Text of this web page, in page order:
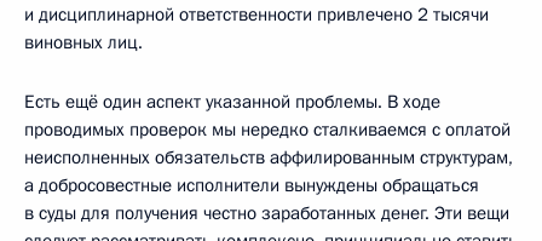
и дисциплинарной ответственности привлечено 2 тысячи
виновных лиц.
Есть ещё один аспект указанной проблемы. В ходе
проводимых проверок мы нередко сталкиваемся с оплатой
неисполненных обязательств аффилированным структурам,
а добросовестные исполнители вынуждены обращаться
в суды для получения честно заработанных денег. Эти вещи